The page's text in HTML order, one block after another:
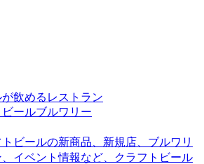
飲めるレストラン
ールブルワリー
トビールの新商品、新規店、ブルワリ
イベント情報など、クラフトビール